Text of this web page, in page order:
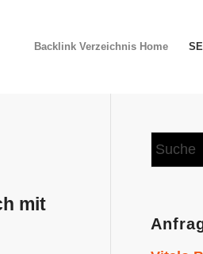
Backlink Verzeichnis Home
mit